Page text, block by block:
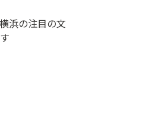
浜の注目の文